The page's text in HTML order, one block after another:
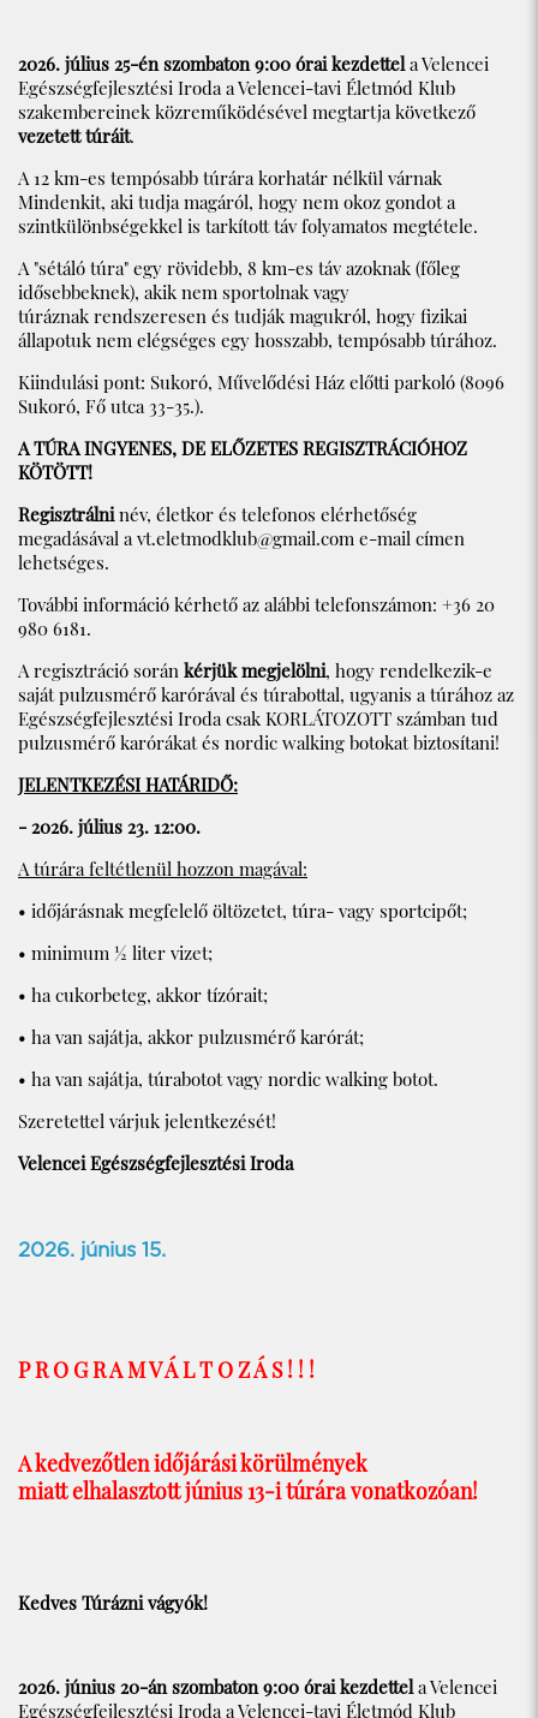
2026. július 25-én szombaton 9:00 órai kezdettel a Velencei
Egészségfejlesztési Iroda a Velencei-tavi Életmód Klub
szakembereinek közreműködésével megtartja következő
vezetett túráit.
A 12 km-es tempósabb túrára korhatár nélkül várnak
Mindenkit, aki tudja magáról, hogy nem okoz gondot a
szintkülönbségekkel is tarkított táv folyamatos megtétele.
A "sétáló túra" egy rövidebb, 8 km-es táv azoknak (főleg
idősebbeknek), akik nem sportolnak vagy
túráznak rendszeresen és tudják magukról, hogy fizikai
állapotuk nem elégséges egy hosszabb, tempósabb túrához.
Kiindulási pont: Sukoró, Művelődési Ház előtti parkoló (8096
Sukoró, Fő utca 33-35.).
A TÚRA INGYENES, DE ELŐZETES REGISZTRÁCIÓHOZ
KÖTÖTT!
Regisztrálni név, életkor és telefonos elérhetőség
megadásával a vt.eletmodklub@gmail.com e-mail címen
lehetséges.
További információ kérhető az alábbi telefonszámon: +36 20
980 6181.
A regisztráció során kérjük megjelölni, hogy rendelkezik-e
saját pulzusmérő karórával és túrabottal, ugyanis a túrához az
Egészségfejlesztési Iroda csak KORLÁTOZOTT számban tud
pulzusmérő karórákat és nordic walking botokat biztosítani!
JELENTKEZÉSI HATÁRIDŐ:
- 2026. július 23. 12:00.
A túrára feltétlenül hozzon magával:
• időjárásnak megfelelő öltözetet, túra- vagy sportcipőt;
• minimum ½ liter vizet;
• ha cukorbeteg, akkor tízórait;
• ha van sajátja, akkor pulzusmérő karórát;
• ha van sajátja, túrabotot vagy nordic walking botot.
Szeretettel várjuk jelentkezését!
Velencei Egészségfejlesztési Iroda
2026. június 15.
P R O G R A M V Á L T O Z Á S ! ! !
A kedvezőtlen időjárási körülmények
miatt elhalasztott június 13-i túrára vonatkozóan!
Kedves Túrázni vágyók!
2026. június 20-án szombaton 9:00 órai kezdettela Velencei
Egészségfejlesztési Iroda a Velencei-tavi Életmód Klub